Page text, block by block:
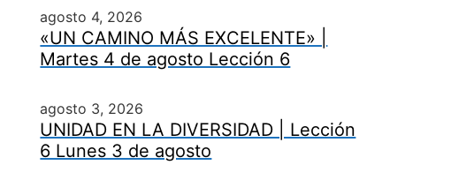
agosto 4, 2026
«UN CAMINO MÁS EXCELENTE» |
Martes 4 de agosto Lección 6
agosto 3, 2026
UNIDAD EN LA DIVERSIDAD | Lección
6 Lunes 3 de agosto